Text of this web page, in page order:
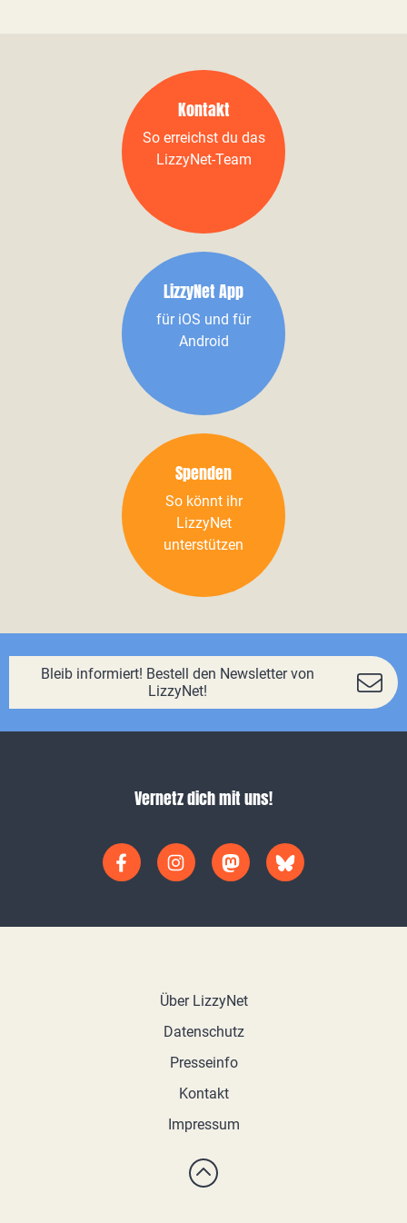
Kontakt
So erreichst du das
LizzyNet-Team
LizzyNet App
für iOS und für
Android
Spenden
So könnt ihr
LizzyNet
unterstützen
Bleib informiert! Bestell den Newsletter von
LizzyNet!
Vernetz dich mit uns!
Über LizzyNet
Datenschutz
Presseinfo
Kontakt
Impressum